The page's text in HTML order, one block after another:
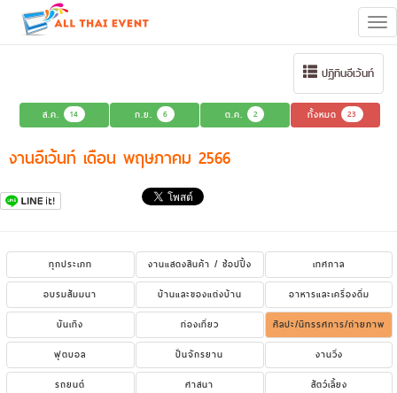
ปฏิทินอีเว้นท์
ส.ค. 14 ก.ย. 6 ต.ค. 2 ทั้งหมด 23
งานอีเว้นท์ เดือน พฤษภาคม 2566
ทุกประเภท งานแสดงสินค้า / ช้อปปิ้ง
เทศกาล
อบรมสัมมนา
บ้านและของแต่งบ้าน
อาหารและเครื่องดื่ม
บันเทิง
ท่องเที่ยว
ศิลปะ/นิทรรศการ/ถ่ายภาพ
ฟุตบอล
ปั่นจักรยาน
งานวิ่ง
รถยนต์
ศาสนา
สัตว์เลี้ยง